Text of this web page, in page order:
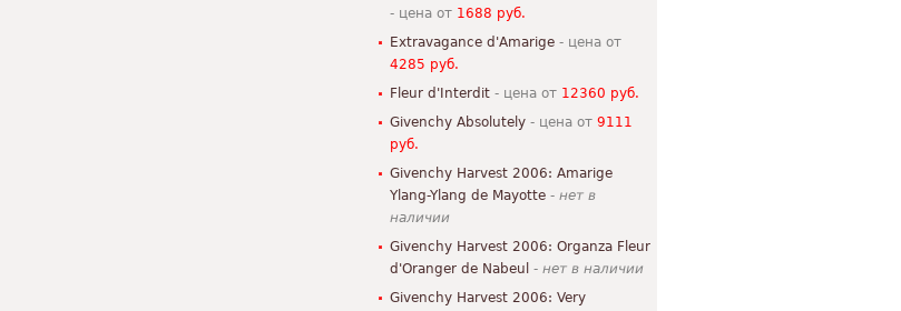
- цена от 1688 руб.
Extravagance d'Amarige - цена от
4285 руб.
Fleur d'Interdit - цена от 12360 руб.
Givenchy Absolutely - цена от 9111
руб.
Givenchy Harvest 2006: Amarige
Ylang-Ylang de Mayotte - нет в
наличии
Givenchy Harvest 2006: Organza Fleur
d'Oranger de Nabeul - нет в наличии
Givenchy Harvest 2006: Very